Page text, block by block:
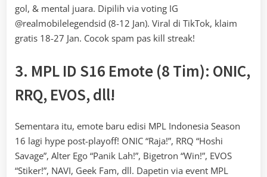
gol, & mental juara. Dipilih via voting IG
@realmobilelegendsid (8-12 Jan). Viral di TikTok, klaim
gratis 18-27 Jan. Cocok spam pas kill streak!
3. MPL ID S16 Emote (8 Tim): ONIC,
RRQ, EVOS, dll!
Sementara itu, emote baru edisi MPL Indonesia Season
16 lagi hype post-playoff! ONIC “Raja!”, RRQ “Hoshi
Savage”, Alter Ego “Panik Lah!”, Bigetron “Win!”, EVOS
“Stiker!”, NAVI, Geek Fam, dll. Dapetin via event MPL